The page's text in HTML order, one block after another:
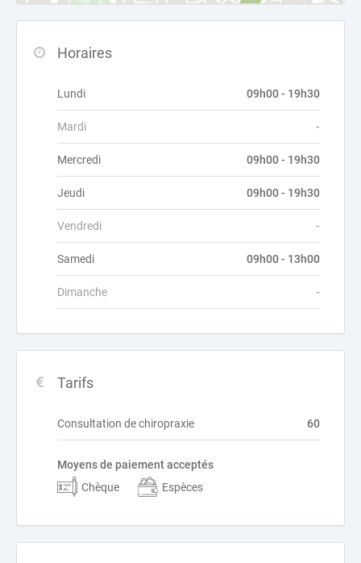
Horaires
Lundi 09h00 - 19h30
Mardi -
Mercredi 09h00 - 19h30
Jeudi 09h00 - 19h30
Vendredi -
Samedi 09h00 - 13h00
Dimanche -
Tarifs
Consultation de chiropraxie 60
Moyens de paiement acceptés
Chèque
Espèces